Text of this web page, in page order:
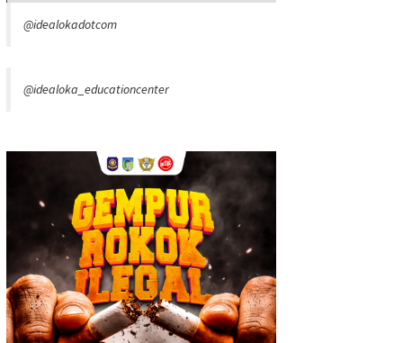
@idealokadotcom
@idealoka_educationcenter